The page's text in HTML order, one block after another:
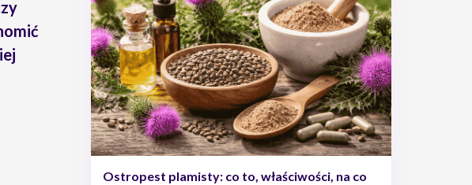
Ostropest plamisty: co to, właściwości, na co